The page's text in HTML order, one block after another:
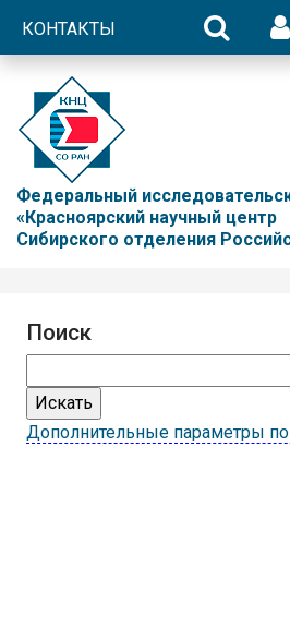
КОНТАКТЫ
Федеральный
«Красноярский научный центр
Сибирского отделения
Поиск
Дополнительные параметры